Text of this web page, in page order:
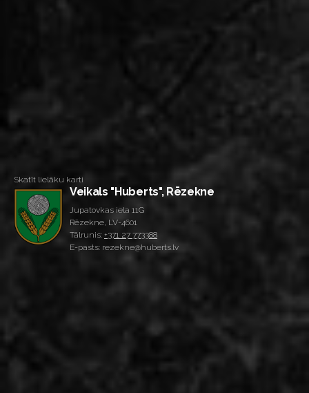
Skatīt lielāku karti
Veikals "Huberts", Rēzekne
Jupatovkas iela 11G
Rēzekne, LV-4601
Tālrunis: +371 27 773388
E-pasts: rezekne@huberts.lv